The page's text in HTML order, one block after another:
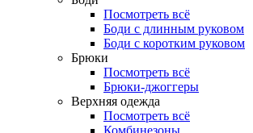
Посмотреть всё
Боди с длинным руковом
Боди с коротким руковом
Брюки
Посмотреть всё
Брюки-джоггеры
Верхняя одежда
Посмотреть всё
Комбинезоны